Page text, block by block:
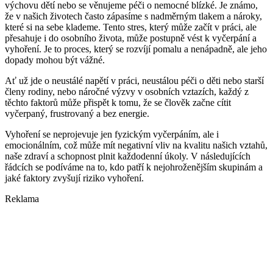
výchovu dětí nebo se věnujeme péči o nemocné blízké. Je známo,
že v našich životech často zápasíme s nadměrným tlakem a nároky,
které si na sebe klademe. Tento stres, který může začít v práci, ale
přesahuje i do osobního života, může postupně vést k vyčerpání a
vyhoření. Je to proces, který se rozvíjí pomalu a nenápadně, ale jeho
dopady mohou být vážné.
Ať už jde o neustálé napětí v práci, neustálou péči o děti nebo starší
členy rodiny, nebo náročné výzvy v osobních vztazích, každý z
těchto faktorů může přispět k tomu, že se člověk začne cítit
vyčerpaný, frustrovaný a bez energie.
Vyhoření se neprojevuje jen fyzickým vyčerpáním, ale i
emocionálním, což může mít negativní vliv na kvalitu našich vztahů,
naše zdraví a schopnost plnit každodenní úkoly. V následujících
řádcích se podíváme na to, kdo patří k nejohroženějším skupinám a
jaké faktory zvyšují riziko vyhoření.
Reklama